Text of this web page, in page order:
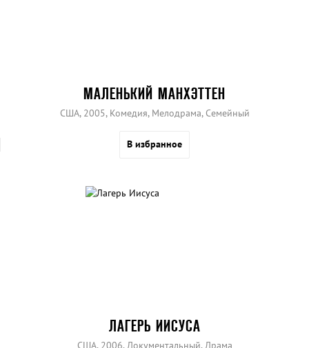
МАЛЕНЬКИЙ МАНХЭТТЕН
США, 2005, Комедия, Мелодрама, Семейный
В избранное
ЛАГЕРЬ ИИСУСА
США, 2006, Документальный, Драма